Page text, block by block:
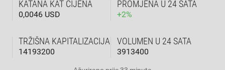
KATANA KAT CIJENA
0,0046 USD
PROMJENA U 24 SATA
+2%
TRŽIŠNA KAPITALIZACIJA
14193200
VOLUMEN U 24 SATA
3913400